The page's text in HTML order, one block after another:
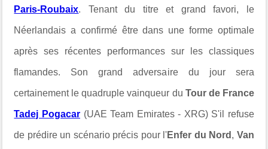
Paris-Roubaix. Tenant du titre et grand favori, le
Néerlandais a confirmé être dans une forme optimale
après ses récentes performances sur les classiques
flamandes. Son grand adversaire du jour sera
certainement le quadruple vainqueur du Tour de France
Tadej Pogacar (UAE Team Emirates - XRG) S'il refuse
de prédire un scénario précis pour l'Enfer du Nord , Van